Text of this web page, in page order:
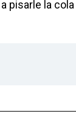
pisarle la cola